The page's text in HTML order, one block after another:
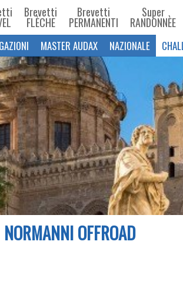
Brevetti
FLÈCHE
Brevetti
PERMANENTI
Super
RANDONNÈE
MASTER AUDAX NAZIONALE
OFFROAD